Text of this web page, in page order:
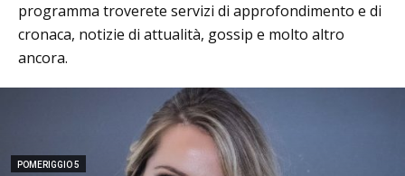
programma troverete servizi di approfondimento e di
cronaca, notizie di attualità, gossip e molto altro
ancora.
POMERIGGIO 5